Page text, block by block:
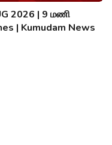
2026 | 9 மணி
| Kumudam News